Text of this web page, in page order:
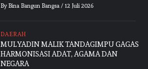
By Bina Bangun Bangsa/ 12 Juli 2026
DAERAH
MULYADIN MALIK TANDAGIMPU GAGAS
HARMONISASI ADAT, AGAMA DAN
NEGARA